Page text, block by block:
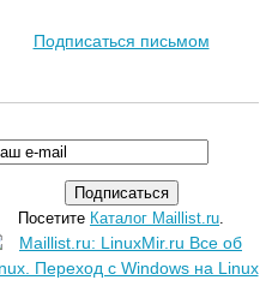
Подписаться письмом
Посетите Каталог Maillist.ru.